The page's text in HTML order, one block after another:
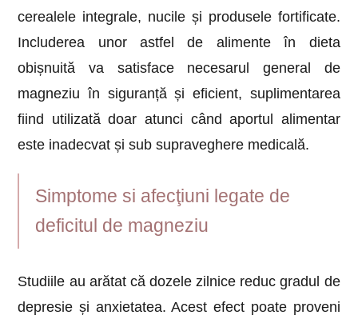
cerealele integrale, nucile și produsele fortificate.
Includerea unor astfel de alimente în dieta
obișnuită va satisface necesarul general de
magneziu în siguranță și eficient, suplimentarea
fiind utilizată doar atunci când aportul alimentar
este inadecvat și sub supraveghere medicală.
Simptome si afecţiuni legate de
deficitul de magneziu
Studiile au arătat că dozele zilnice reduc gradul de
depresie și anxietatea. Acest efect poate proveni